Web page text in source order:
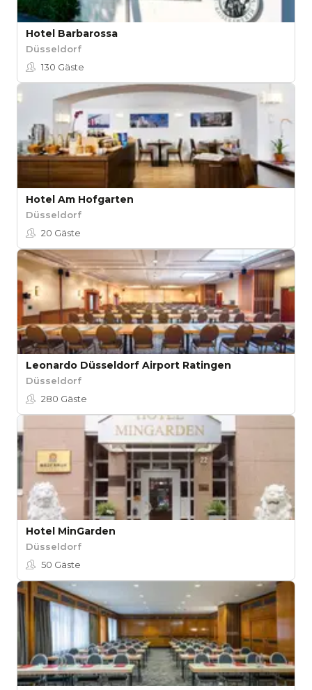
Hotel Barbarossa
Düsseldorf
130 Gäste
Hotel Am Hofgarten
Düsseldorf
20 Gäste
Leonardo Düsseldorf Airport Ratingen
Düsseldorf
280 Gäste
Hotel MinGarden
Düsseldorf
50 Gäste